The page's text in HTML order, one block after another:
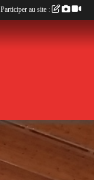
Participer au site :